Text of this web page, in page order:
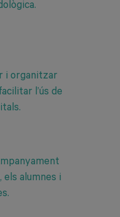
i organitzar
l’ús de
alumnes i